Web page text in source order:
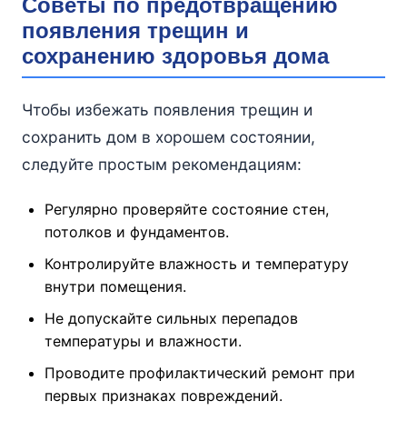
Советы по предотвращению
появления трещин и
сохранению здоровья дома
Чтобы избежать появления трещин и
сохранить дом в хорошем состоянии,
следуйте простым рекомендациям:
Регулярно проверяйте состояние стен,
потолков и фундаментов.
Контролируйте влажность и температуру
внутри помещения.
Не допускайте сильных перепадов
температуры и влажности.
Проводите профилактический ремонт при
первых признаках повреждений.